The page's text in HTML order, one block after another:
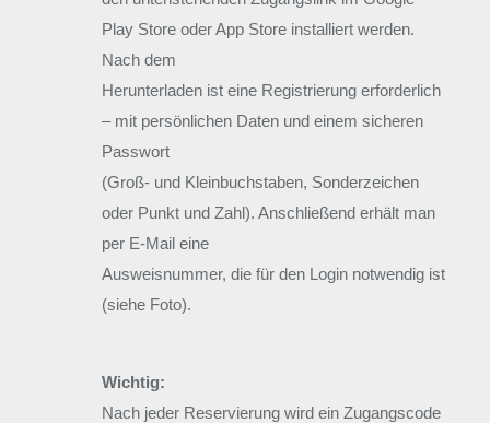
Play Store oder App Store installiert werden.
Nach dem
Herunterladen ist eine Registrierung erforderlich
– mit persönlichen Daten und einem sicheren
Passwort
(Groß- und Kleinbuchstaben, Sonderzeichen
oder Punkt und Zahl). Anschließend erhält man
per E-Mail eine
Ausweisnummer, die für den Login notwendig ist
(siehe Foto).
Wichtig:
Nach jeder Reservierung wird ein Zugangscode